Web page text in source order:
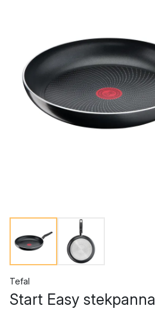
Tefal
Start Easy stekpanna